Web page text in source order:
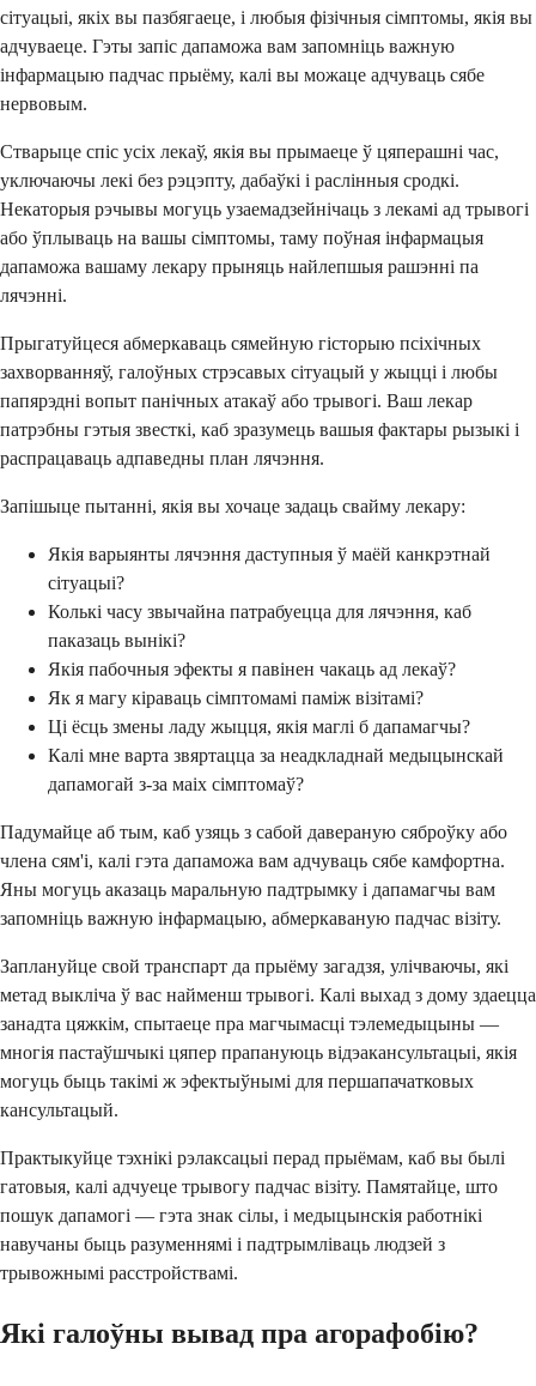
сітуацыі, якіх вы пазбягаеце, і любыя фізічныя сімптомы, якія вы
адчуваеце. Гэты запіс дапаможа вам запомніць важную
інфармацыю падчас прыёму, калі вы можаце адчуваць сябе
нервовым.
Стварыце спіс усіх лекаў, якія вы прымаеце ў цяперашні час,
уключаючы лекі без рэцэпту, дабаўкі і раслінныя сродкі.
Некаторыя рэчывы могуць узаемадзейнічаць з лекамі ад трывогі
або ўплываць на вашы сімптомы, таму поўная інфармацыя
дапаможа вашаму лекару прыняць найлепшыя рашэнні па
лячэнні.
Прыгатуйцеся абмеркаваць сямейную гісторыю псіхічных
захворванняў, галоўных стрэсавых сітуацый у жыцці і любы
папярэдні вопыт панічных атакаў або трывогі. Ваш лекар
патрэбны гэтыя звесткі, каб зразумець вашыя фактары рызыкі і
распрацаваць адпаведны план лячэння.
Запішыце пытанні, якія вы хочаце задаць свайму лекару:
Якія варыянты лячэння даступныя ў маёй канкрэтнай
сітуацыі?
Колькі часу звычайна патрабуецца для лячэння, каб
паказаць вынікі?
Якія пабочныя эфекты я павінен чакаць ад лекаў?
Як я магу кіраваць сімптомамі паміж візітамі?
Ці ёсць змены ладу жыцця, якія маглі б дапамагчы?
Калі мне варта звяртацца за неадкладнай медыцынскай
дапамогай з-за маіх сімптомаў?
Падумайце аб тым, каб узяць з сабой давераную сяброўку або
члена сям'і, калі гэта дапаможа вам адчуваць сябе камфортна.
Яны могуць аказаць маральную падтрымку і дапамагчы вам
запомніць важную інфармацыю, абмеркаваную падчас візіту.
Заплануйце свой транспарт да прыёму загадзя, улічваючы, які
метад выкліча ў вас найменш трывогі. Калі выхад з дому здаецца
занадта цяжкім, спытаеце пра магчымасці тэлемедыцыны —
многія пастаўшчыкі цяпер прапануюць відэакансультацыі, якія
могуць быць такімі ж эфектыўнымі для першапачатковых
кансультацый.
Практыкуйце тэхнікі рэлаксацыі перад прыёмам, каб вы былі
гатовыя, калі адчуеце трывогу падчас візіту. Памятайце, што
пошук дапамогі — гэта знак сілы, і медыцынскія работнікі
навучаны быць разуменнямі і падтрымліваць людзей з
трывожнымі расстройствамі.
Які галоўны вывад пра агорафобію?